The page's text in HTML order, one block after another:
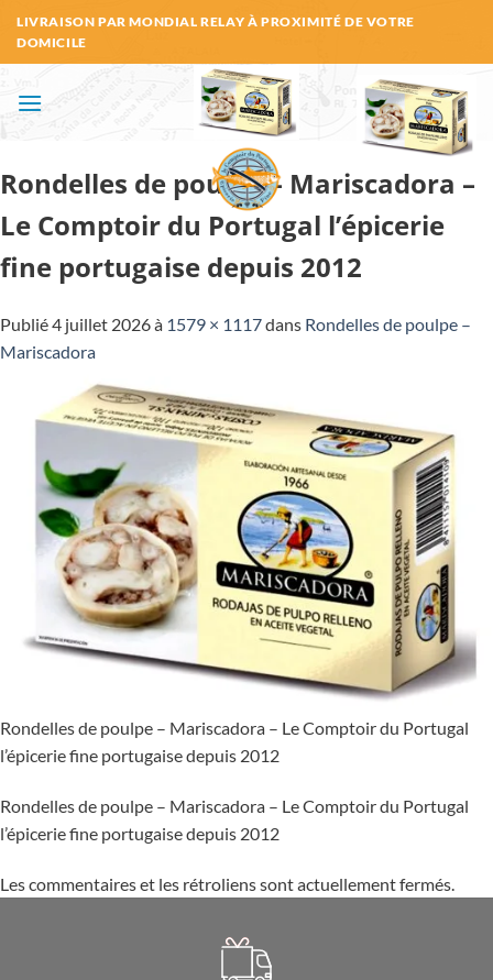
Passer
au
contenu
LIVRAISON PAR MONDIAL RELAY À PROXIMITÉ DE VOTRE
DOMICILE
Rondelles de poulpe – Mariscadora –
Le Comptoir du Portugal l’épicerie
fine portugaise depuis 2012
Publié4 juillet 2026à 1579 × 1117dans Rondelles de poulpe –
Mariscadora
Rondelles de poulpe – Mariscadora – Le Comptoir du Portugal
l’épicerie fine portugaise depuis 2012
Rondelles de poulpe – Mariscadora – Le Comptoir du Portugal
l’épicerie fine portugaise depuis 2012
Les commentaires et les rétroliens sont actuellement fermés.